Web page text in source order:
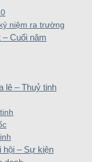
niệm ra trường
– Cuối năm
lê – Thuỷ tinh
hội – Sự kiện